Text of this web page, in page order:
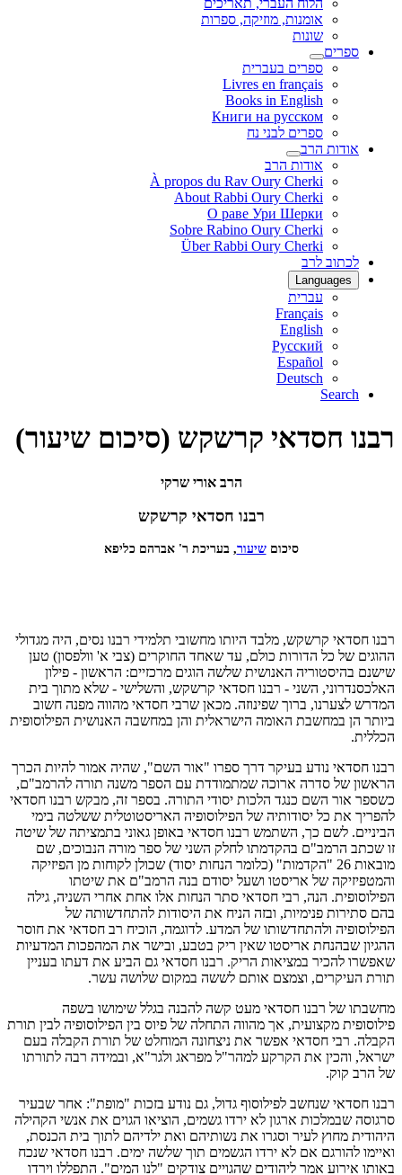
הלוח העברי, תאריכים
אומנות, מוזיקה, ספרות
שונות
ספרים
ספרים בעברית
Livres en français
Books in English
Книги на русском
ספרים לבני נח
אודות הרב
אודות הרב
À propos du Rav Oury Cherki
About Rabbi Oury Cherki
О раве Ури Шерки
Sobre Rabino Oury Cherki
Über Rabbi Oury Cherki
לכתוב לרב
Languages
עברית
Français
English
Русский
Español
Deutsch
Search
רבנו חסדאי קרשקש (סיכום שיעור)
הרב אורי שרקי
רבנו חסדאי קרשקש
סיכוםשיעור, בעריכת ר' אברהם כליפא
רבנו חסדאי קרשקש, מלבד היותו מחשובי תלמידי רבנו נסים, היה מגדולי
ההוגים של כל הדורות כולם, עד שאחד החוקרים (צבי א' וולפסון) טען
שישנם בהיסטוריה האנושית שלשה הוגים מרכזיים: הראשון - פילון
האלכסנדרוני, השני - רבנו חסדאי קרשקש, והשלישי - שלא מתוך בית
המדרש לצערנו, ברוך שפינוזה. מכאן שרבי חסדאי מהווה מפנה חשוב
ביותר הן במחשבת האומה הישראלית והן במחשבה האנושית הפילוסופית
הכללית.
רבנו חסדאי נודע בעיקר דרך ספרו "אור השם", שהיה אמור להיות הכרך
הראשון של סדרה ארוכה שמתמודדת עם הספר משנה תורה להרמב"ם,
כשספר אור השם כנגד הלכות יסודי התורה. בספר זה, מבקש רבנו חסדאי
להפריך את כל יסודותיה של הפילוסופיה האריסטוטלית ששלטה בימי
הביניים. לשם כך, השתמש רבנו חסדאי באופן גאוני בתמציתה של שיטה
זו שכתב הרמב"ם בהקדמתו לחלק השני של ספר מורה הנבוכים, שם
מובאות 26 "הקדמות" (כלומר הנחות יסוד) שכולן לקוחות מן הפיזיקה
והמטפיזיקה של אריסטו ושעל יסודם בנה הרמב"ם את שיטתו
הפילוסופית. הנה, רבי חסדאי סתר הנחות אלו אחת אחרי השניה, גילה
בהם סתירות פנימיות, ובזה הניח את היסודות להתחדשותה של
הפילוסופיה ולהתחדשותו של המדע. לדוגמה, הוכיח רב חסדאי את חוסר
ההגיון שבהנחת אריסטו שאין ריק בטבע, ובישר את המהפכות המדעיות
שאפשרו להכיר במציאות הריק. רבנו חסדאי גם הביע את דעתו בעניין
תורת העיקרים, וצמצם אותם לששה במקום שלושה עשר.
מחשבתו של רבנו חסדאי מעט קשה להבנה בגלל שימושו בשפה
פילוסופית מקצועית, אך מהווה התחלה של פיוס בין הפילוסופיה לבין תורת
הקבלה. רבי חסדאי אפשר את ניצחונה המוחלט של תורת הקבלה בעם
ישראל, והכין את הקרקע למהר"ל מפראג ולגר"א, ובמידה רבה לתורתו
של הרב קוק.
רבנו חסדאי שנחשב לפילוסוף גדול, גם נודע בזכות "מופת": אחר שבעיר
סרגוסה שבמלכות ארגון לא ירדו גשמים, הוציאו הגוים את אנשי הקהילה
היהודית מחוץ לעיר וסגרו את נשותיהם ואת ילדיהם לתוך בית הכנסת,
ואיימו להורגם אם לא ירדו הגשמים תוך שלשה ימים. רבנו חסדאי שנכח
באותו אירוע אמר ליהודים שהגויים צודקים "לנו המים". התפללו וירדו